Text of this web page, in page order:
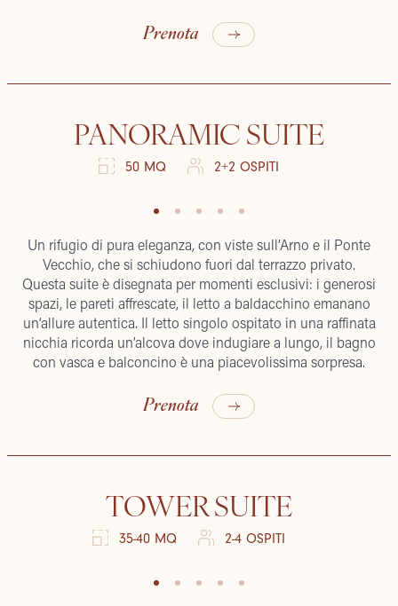
Prenota
PANORAMIC SUITE
50 MQ 2+2 OSPITI
Un rifugio di pura eleganza, con viste sull’Arno e il Ponte
Vecchio, che si schiudono fuori dal terrazzo privato.
Questa suite è disegnata per momenti esclusivi: i generosi
spazi, le pareti affrescate, il letto a baldacchino emanano
un’allure autentica. Il letto singolo ospitato in una raffinata
nicchia ricorda un’alcova dove indugiare a lungo, il bagno
con vasca e balconcino è una piacevolissima sorpresa.
Prenota
TOWER SUITE
35-40 MQ 2-4 OSPITI